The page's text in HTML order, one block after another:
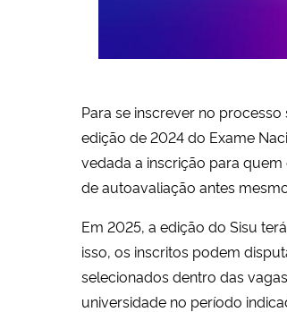
Para se inscrever no
edição de 2024 do Exame
vedada a inscrição para
de autoavaliação antes
Em 2025, a edição do Sisu
isso, os inscritos podem
selecionados dentro das
universidade no período